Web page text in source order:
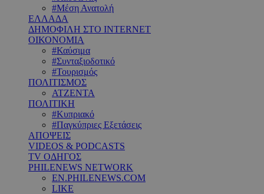
#Μέση Ανατολή
ΕΛΛΑΔΑ
ΔΗΜΟΦΙΛΗ ΣΤΟ INTERNET
ΟΙΚΟΝΟΜΙΑ
#Καύσιμα
#Συνταξιοδοτικό
#Τουρισμός
ΠΟΛΙΤΙΣΜΟΣ
ΑΤΖΕΝΤΑ
ΠΟΛΙΤΙΚΗ
#Κυπριακό
#Παγκύπριες Εξετάσεις
ΑΠΟΨΕΙΣ
VIDEOS & PODCASTS
TV ΟΔΗΓΟΣ
PHILENEWS NETWORK
EN.PHILENEWS.COM
LIKE